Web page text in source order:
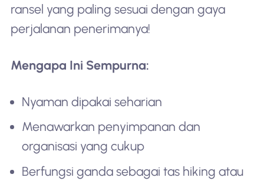
ransel yang paling sesuai dengan gaya
perjalanan penerimanya!
Mengapa Ini Sempurna:
Nyaman dipakai seharian
Menawarkan penyimpanan dan
organisasi yang cukup
Berfungsi ganda sebagai tas hiking atau